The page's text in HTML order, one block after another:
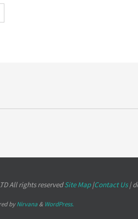
All rights reservedSite Map|Contact Us|
byNirvana& WordPress.